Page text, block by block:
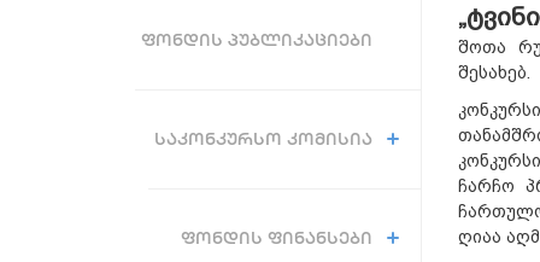
ᲤᲝᲜᲓᲘᲡ ᲞᲣᲑᲚᲘᲙᲐᲪᲘᲔᲑᲘ
ᲡᲐᲙᲝᲜᲙᲣᲠᲡᲝ ᲙᲝᲛᲘᲡᲘᲐ
ᲤᲝᲜᲓᲘᲡ ᲤᲘᲜᲐᲜᲡᲔᲑᲘ
შოთა
შესახებ.
ჩარჩო
ღიაა